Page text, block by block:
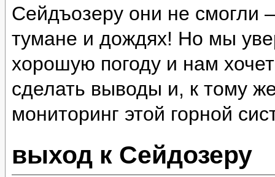
Сейдъозеру они не смогли
тумане и дождях! Но мы
хорошую погоду и нам
сделать выводы и, к тому
мониторинг этой горной
выход к Сейдозеру